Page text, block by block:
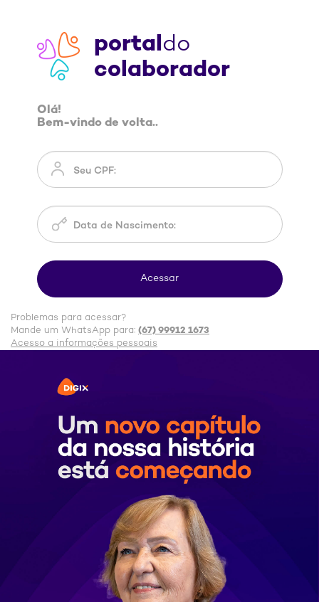
portaldo
colaborador
Olá!
Bem-vindo de volta..
Problemas para acessar?
Mande um WhatsApp para: (67) 99912 1673
Acesso a informações pessoais